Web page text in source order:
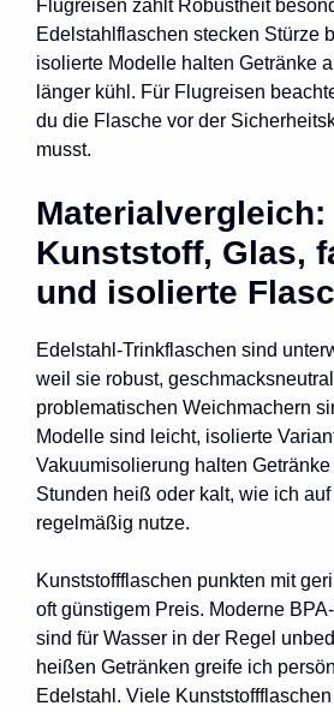
Flugreisen zählt Robustheit
Edelstahlflaschen stecken Stürze
isolierte Modelle halten Getränke
länger kühl. Für Flugreisen
du die Flasche vor der
musst.
Materialvergleich:
Kunststoff, Glas,
und isolierte
Edelstahl-Trinkflaschen sind
weil sie robust,
problematischen Weichmachern
Modelle sind leicht, isolierte
Vakuumisolierung halten
Stunden heiß oder kalt, wie ich
regelmäßig nutze.
Kunststoffflaschen punkten mit
oft günstigem Preis. Moderne
sind für Wasser in der Regel
heißen Getränken greife ich
Edelstahl. Viele